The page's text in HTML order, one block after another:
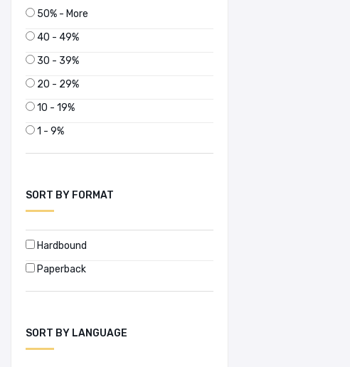
50% - More
40 - 49%
30 - 39%
20 - 29%
10 - 19%
1 - 9%
SORT BY FORMAT
Hardbound
Paperback
SORT BY LANGUAGE